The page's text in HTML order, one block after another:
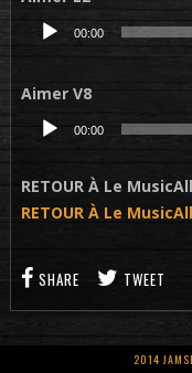
Lecteur
00:00
Aimer V8
Lecteur
00:00
RETOUR À Le MusicAll
RETOUR À Le MusicAll
SHARE TWEET
2014